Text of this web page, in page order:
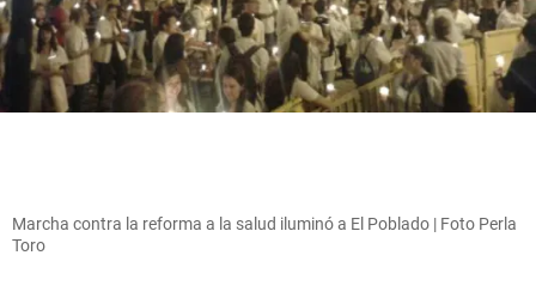
Marcha contra la reforma a la salud iluminó a El Poblado | Foto Perla
Toro